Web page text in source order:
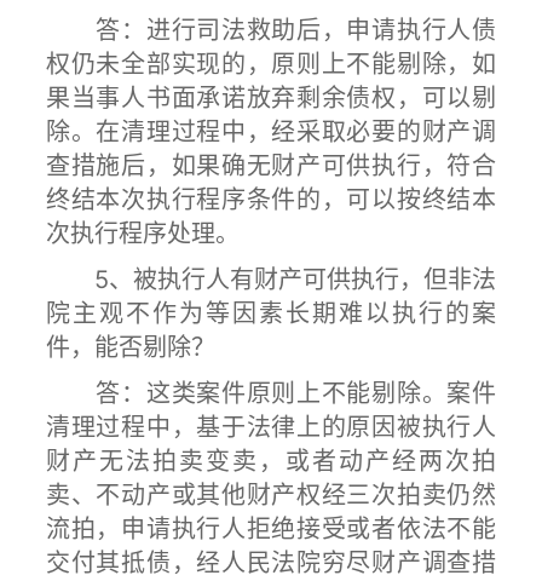
答：进行司法救助后，申请执行人债
权仍未全部实现的，原则上不能剔除，如
果当事人书面承诺放弃剩余债权，可以剔
除。在清理过程中，经采取必要的财产调
查措施后，如果确无财产可供执行，符合
终结本次执行程序条件的，可以按终结本
次执行程序处理。
5、被执行人有财产可供执行，但非法
院主观不作为等因素长期难以执行的案
件，能否剔除？
答：这类案件原则上不能剔除。案件
清理过程中，基于法律上的原因被执行人
财产无法拍卖变卖，或者动产经两次拍
卖、不动产或其他财产权经三次拍卖仍然
流拍，申请执行人拒绝接受或者依法不能
交付其抵债，经人民法院穷尽财产调查措